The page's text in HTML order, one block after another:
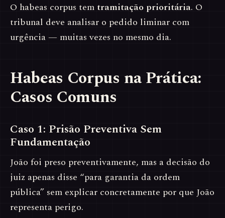
O habeas corpus tem tramitação prioritária. O
tribunal deve analisar o pedido liminar com
urgência — muitas vezes no mesmo dia.
Habeas Corpus na Prática:
Casos Comuns
Caso 1: Prisão Preventiva Sem
Fundamentação
João foi preso preventivamente, mas a decisão do
juiz apenas disse “para garantia da ordem
pública” sem explicar concretamente por que João
representa perigo.